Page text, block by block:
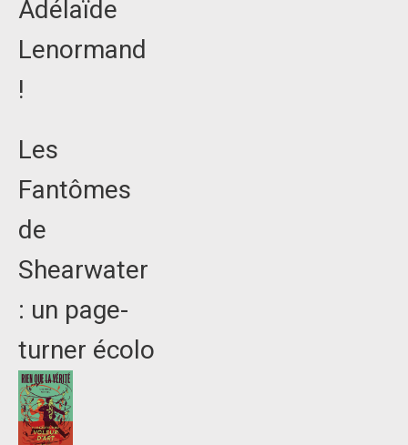
Adélaïde
Lenormand
!
Les
Fantômes
de
Shearwater
: un page-
turner écolo